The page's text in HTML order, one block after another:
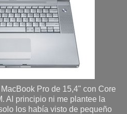
Pro de 15,4" con Core
Al principio ni me plantee la
los había visto de pequeño